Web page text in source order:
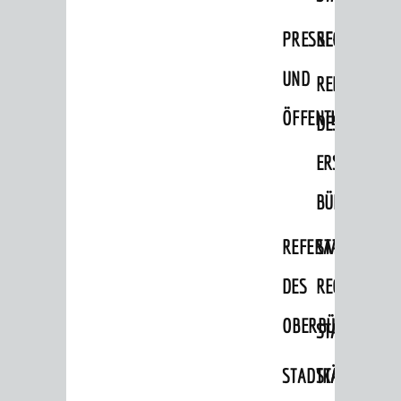
PRESSE-
UND REFERAT
DES
ERSTEN
REFERAT
DES
STABSSTELLE
RECHT
STADTKÄMMEREI
Vermiete doch an deine Stadt